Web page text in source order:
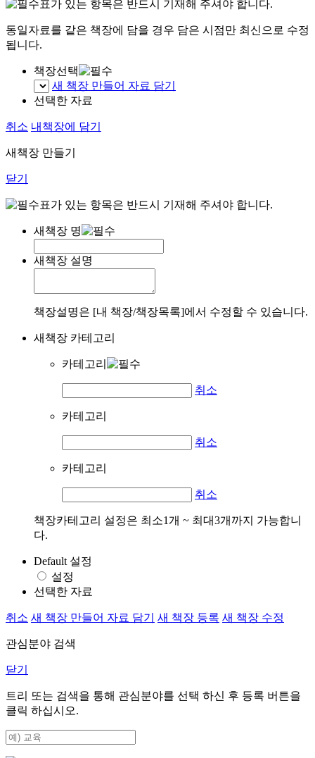
표가 있는 항목은 반드시 기재해 주셔야 합니다.
동일자료를 같은 책장에 담을 경우 담은 시점만 최신으로 수정
됩니다.
책장선택
새 책장 만들어 자료 담기
선택한 자료
취소 내책장에 담기
새책장 만들기
닫기
표가 있는 항목은 반드시 기재해 주셔야 합니다.
새책장 명
새책장 설명
책장설명은 [내 책장/책장목록]에서 수정할 수 있습니다.
새책장 카테고리
카테고리
취소
카테고리
취소
카테고리
취소
책장카테고리 설정은 최소1개 ~ 최대3개까지 가능합니
다.
Default 설정
설정
선택한 자료
취소 새 책장 만들어 자료 담기 새 책장 등록 새 책장 수정
관심분야 검색
닫기
트리 또는 검색을 통해 관심분야를 선택 하신 후 등록 버튼을
클릭 하십시오.